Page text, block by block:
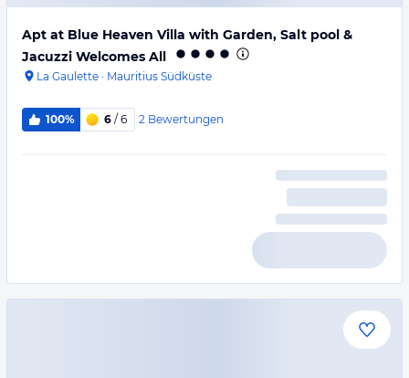
Apt at Blue Heaven Villa with Garden, Salt pool &
Jacuzzi Welcomes All
La Gaulette · Mauritius Südküste
100% 6 / 6 2 Bewertungen